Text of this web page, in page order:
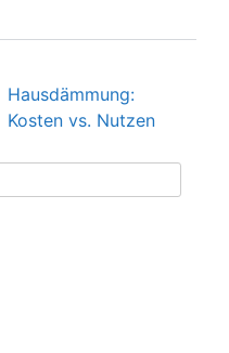
Hausdämmung:
Kosten vs. Nutzen